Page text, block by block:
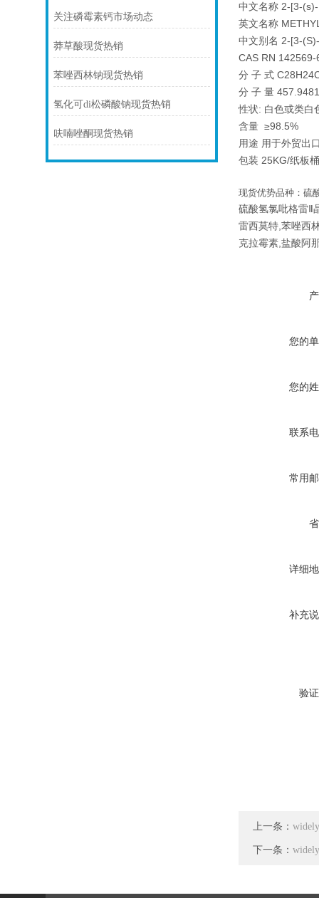
关注磷霉素钙市场动态
莽草酸现货热销
苯唑西林钠现货热销
氢化可di松磷酸钠现货热销
呋喃唑酮现货热销
中文名称 2-[3-
英文名称
中文别名 2-[3-
CAS RN
分 子 式
分 子 量
性状: 白色或类白
含量 ≥98.5%
用途 用于外贸出
包装 25KG/纸板桶
现货优势品种：硫
硫酸氢氯吡格雷Ⅱ
雷西莫特,苯唑西
克拉霉素,盐酸阿
您的
您的
联系
常用
详细
补充
验
上一条：
下一条：